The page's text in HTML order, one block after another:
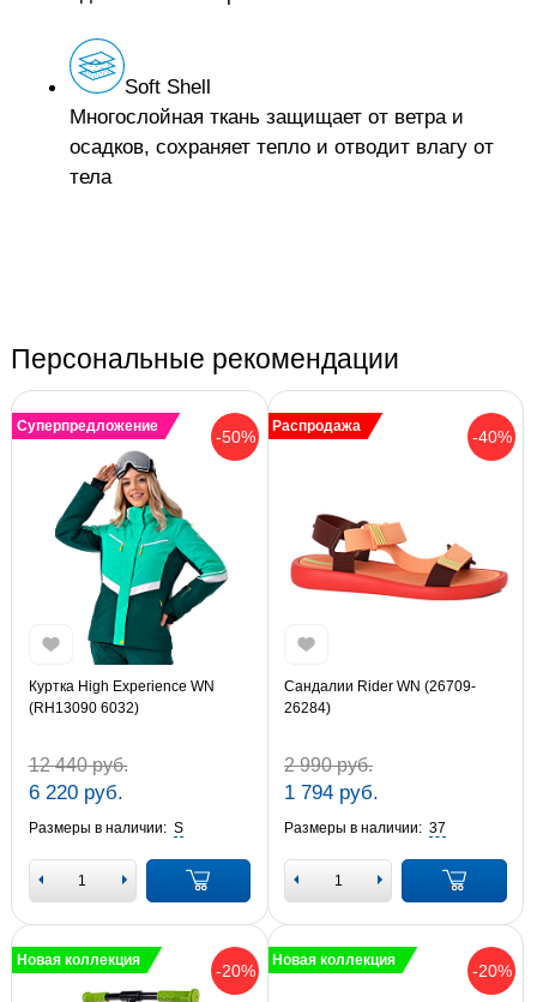
Soft Shell
Многослойная ткань защищает от ветра и
осадков, сохраняет тепло и отводит влагу от
тела
Персональные рекомендации
-50%
Суперпредложение
Куртка High Experience WN
(RH13090 6032)
12 440 руб.
6 220 руб.
Размеры в наличии: S
-40%
Распродажа
Сандалии Rider WN (26709-
26284)
2 990 руб.
1 794 руб.
Размеры в наличии: 37
-20%
Новая коллекция
-20%
Новая коллекция